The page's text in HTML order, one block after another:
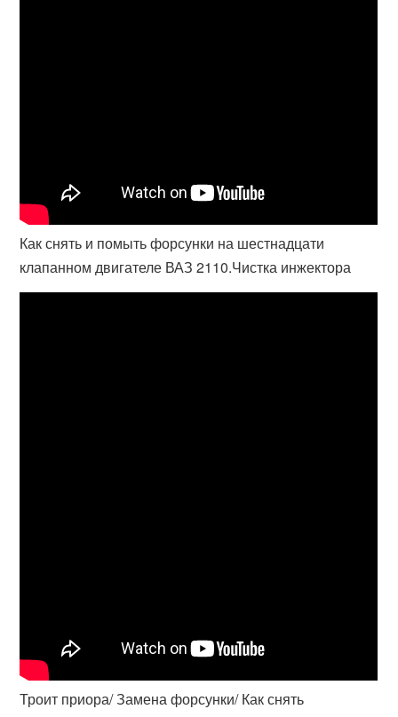
Как снять и помыть форсунки на шестнадцати
клапанном двигателе ВАЗ 2110.Чистка инжектора
Троит приора/ Замена форсунки/ Как снять